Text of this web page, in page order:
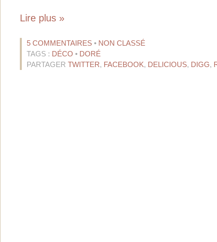
Lire plus »
5 COMMENTAIRES • NON CLASSÉ
TAGS : DÉCO • DORÉ
PARTAGER TWITTER, FACEBOOK, DELICIOUS, DIGG,